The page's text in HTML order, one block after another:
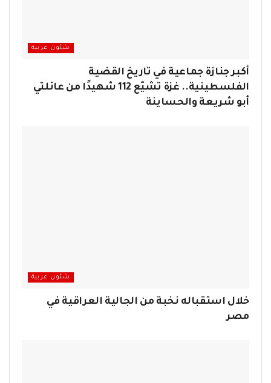
شئون عربية
أكبر جنازة جماعية في تاريخ القضية
الفلسطينية.. غزة تشيّع 112 شهيدًا من عائلتي
أبو شريعة والحساينة
شئون عربية
خلال استقباله نخبة من الجالية العراقية في
مصر